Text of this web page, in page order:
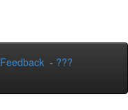
Feedback - ???